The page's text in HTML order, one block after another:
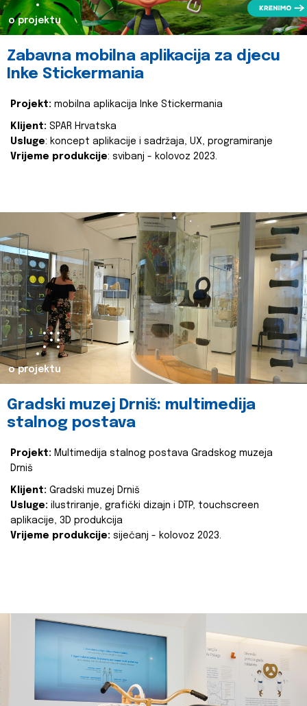
o projektu
Zabavna mobilna aplikacija za djecu
Inke Stickermania
Projekt: mobilna aplikacija Inke Stickermania
Klijent: SPAR Hrvatska
Usluge: koncept aplikacije i sadržaja, UX, programiranje
Vrijeme produkcije: svibanj - kolovoz 2023.
o projektu
Gradski muzej Drniš: multimedija
stalnog postava
Projekt: Multimedija stalnog postava Gradskog muzeja
Drniš
Klijent: Gradski muzej Drniš
Usluge: ilustriranje, grafički dizajn i DTP, touchscreen
aplikacije, 3D produkcija
Vrijeme produkcije: siječanj - kolovoz 2023.